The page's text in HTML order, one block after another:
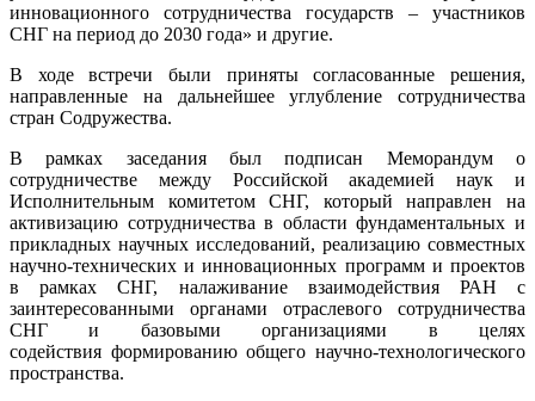
инновационного сотрудничества государств – участников
СНГ на период до 2030 года» и другие.
В ходе встречи были приняты согласованные решения,
направленные на дальнейшее углубление сотрудничества
стран Содружества.
В рамках заседания был подписан Меморандум о
сотрудничестве между Российской академией наук и
Исполнительным комитетом СНГ, который направлен на
активизацию сотрудничества в области фундаментальных и
прикладных научных исследований, реализацию совместных
научно-технических и инновационных программ и проектов
в рамках СНГ, налаживание взаимодействия РАН с
заинтересованными органами отраслевого сотрудничества
СНГ и базовыми организациями в целях
содействия формированию общего научно-технологического
пространства.